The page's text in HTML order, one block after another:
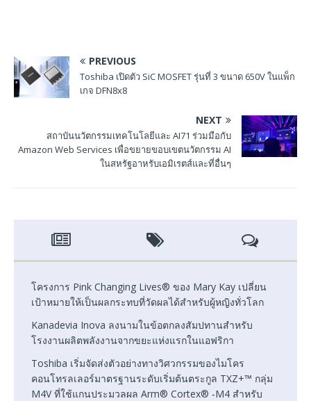
PREVIOUS
Toshiba เปิดตัว SiC MOSFET รุ่นที่ 3 ขนาด 650V ในแพ็ก
เกจ DFN8x8
NEXT
สถาบันนวัตกรรมเทคโนโลยีและ AI71 ร่วมมือกับ
Amazon Web Services เพื่อขยายขอบเขตนวัตกรรม AI
ในสหรัฐอาหรับเอมิเรตส์และที่อื่นๆ
โครงการ Pink Changing Lives® ของ Mary Kay เปลี่ยน
เป้าหมายให้เป็นผลกระทบที่วัดผลได้สำหรับผู้หญิงทั่วโลก
Kanadevia Inova ลงนามในข้อตกลงสัมปทานสำหรับ
โรงงานผลิตพลังงานจากขยะแห่งแรกในแอฟริกา
Toshiba เริ่มจัดส่งตัวอย่างทางวิศวกรรมของไมโคร
คอนโทรลเลอร์มาตรฐานระดับเริ่มต้นตระกูล TXZ+™ กลุ่ม
M4V ที่ใช้แกนประมวลผล Arm® Cortex® ‑M4 สำหรับ